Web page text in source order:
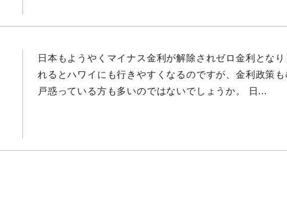
日本もようやくマイナス金利が解除されゼロ金利とな
れるとハワイにも行きやすくなるのですが、金利政策
戸惑っている方も多いのではないでしょうか。 日...